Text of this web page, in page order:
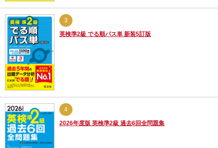
3
英検準2級 でる順パス単 新装5訂版
4
2026年度版 英検準2級 過去6回全問題集